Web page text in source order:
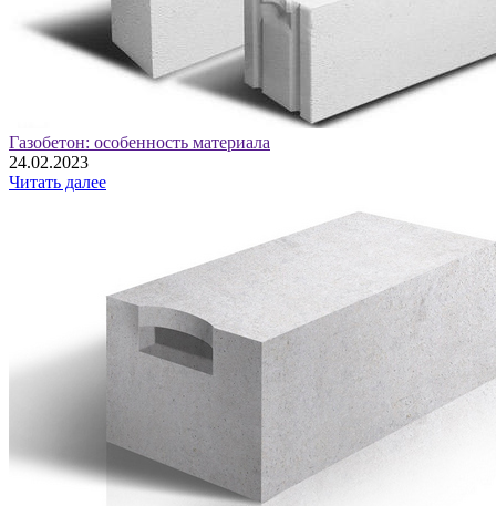
Газобетон: особенность материала
24.02.2023
Читать далее